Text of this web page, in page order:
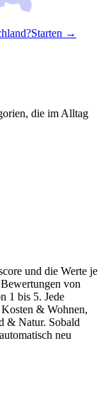
Starten →
die im Alltag
und die Werte je
von
1 bis 5. Jede
& Wohnen,
& Natur. Sobald
neu